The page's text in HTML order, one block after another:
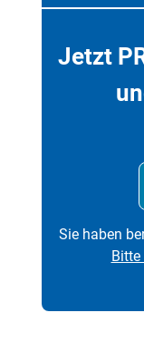
Jetzt
Sie haben
Bitte